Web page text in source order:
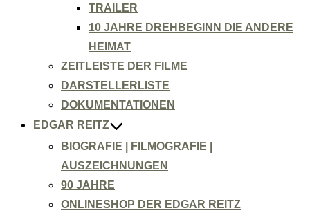
TRAILER
10 JAHRE DREHBEGINN DIE ANDERE
HEIMAT
ZEITLEISTE DER FILME
DARSTELLERLISTE
DOKUMENTATIONEN
EDGAR REITZ
BIOGRAFIE | FILMOGRAFIE |
AUSZEICHNUNGEN
90 JAHRE
ONLINESHOP DER EDGAR REITZ